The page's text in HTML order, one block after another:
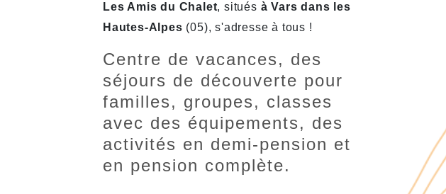
Les Amis du Chalet, situés à Vars dans les
Hautes-Alpes (05), s'adresse à tous !
Centre de vacances, des
séjours de découverte pour
familles, groupes, classes
avec des équipements, des
activités en demi-pension et
en pension complète.